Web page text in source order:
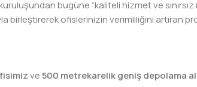
bugüne “kaliteli hizmet ve
birleştirerek ofislerinizin verimliliğini artıran
ve500 metrekarelik geniş depolama